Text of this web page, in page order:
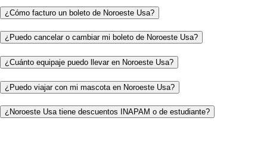
¿Cómo facturo un boleto de Noroeste Usa?
¿Puedo cancelar o cambiar mi boleto de Noroeste Usa?
¿Cuánto equipaje puedo llevar en Noroeste Usa?
¿Puedo viajar con mi mascota en Noroeste Usa?
¿Noroeste Usa tiene descuentos INAPAM o de estudiante?